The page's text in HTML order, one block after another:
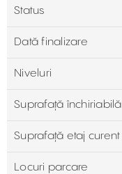
Status
Dată finalizare
Niveluri
Suprafață închiriabilă
Suprafață etaj curent
Locuri parcare